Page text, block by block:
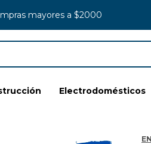
Electrodomésticos
mayores a $2000